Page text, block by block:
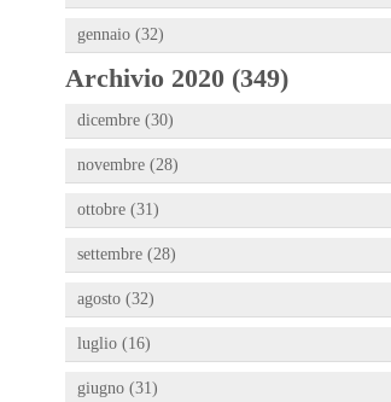
gennaio (32)
Archivio 2020 (349)
dicembre (30)
novembre (28)
ottobre (31)
settembre (28)
agosto (32)
luglio (16)
giugno (31)